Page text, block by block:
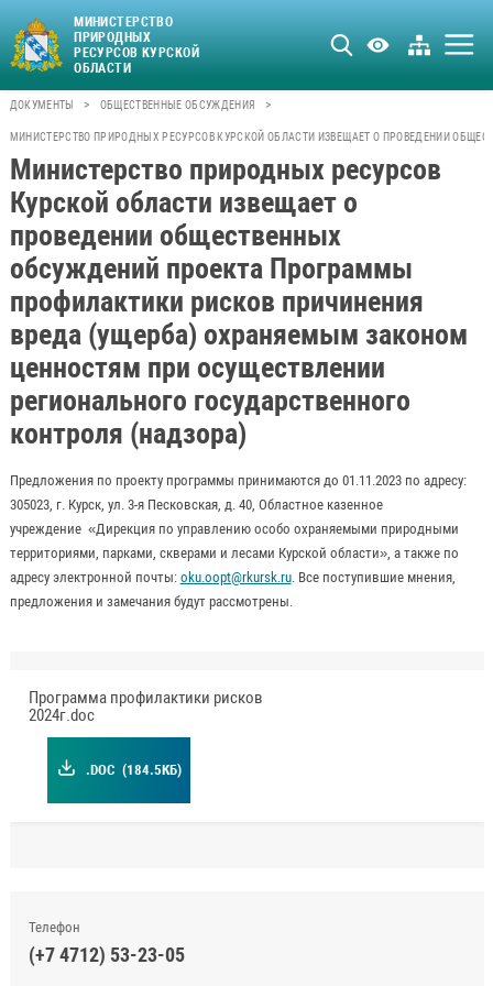
МИНИСТЕРСТВО
ПРИРОДНЫХ
РЕСУРСОВ КУРСКОЙ
ОБЛАСТИ
ДОКУМЕНТЫ > ОБЩЕСТВЕННЫЕ ОБСУЖДЕНИЯ >
МИНИСТЕРСТВО ПРИРОДНЫХ РЕСУРСОВ КУРСКОЙ ОБЛАСТИ ИЗВЕЩАЕТ О ПРОВЕДЕНИИ
Министерство природных ресурсов
Курской области извещает о
проведении общественных
обсуждений проекта Программы
профилактики рисков причинения
вреда (ущерба) охраняемым законом
ценностям при осуществлении
регионального государственного
контроля (надзора)
Предложения по проекту программы принимаются до 01.11.2023 по адресу:
305023, г. Курск, ул. 3-я Песковская, д. 40, Областное казенное
учреждение «Дирекция по управлению особо охраняемыми природными
территориями, парками, скверами и лесами Курской области», а также по
адресу электронной почты: oku.oopt@rkursk.ru. Все поступившие мнения,
предложения и замечания будут рассмотрены.
Программа профилактики рисков
2024г.doc
.DOC (184.5КБ)
Телефон
(+7 4712) 53-23-05